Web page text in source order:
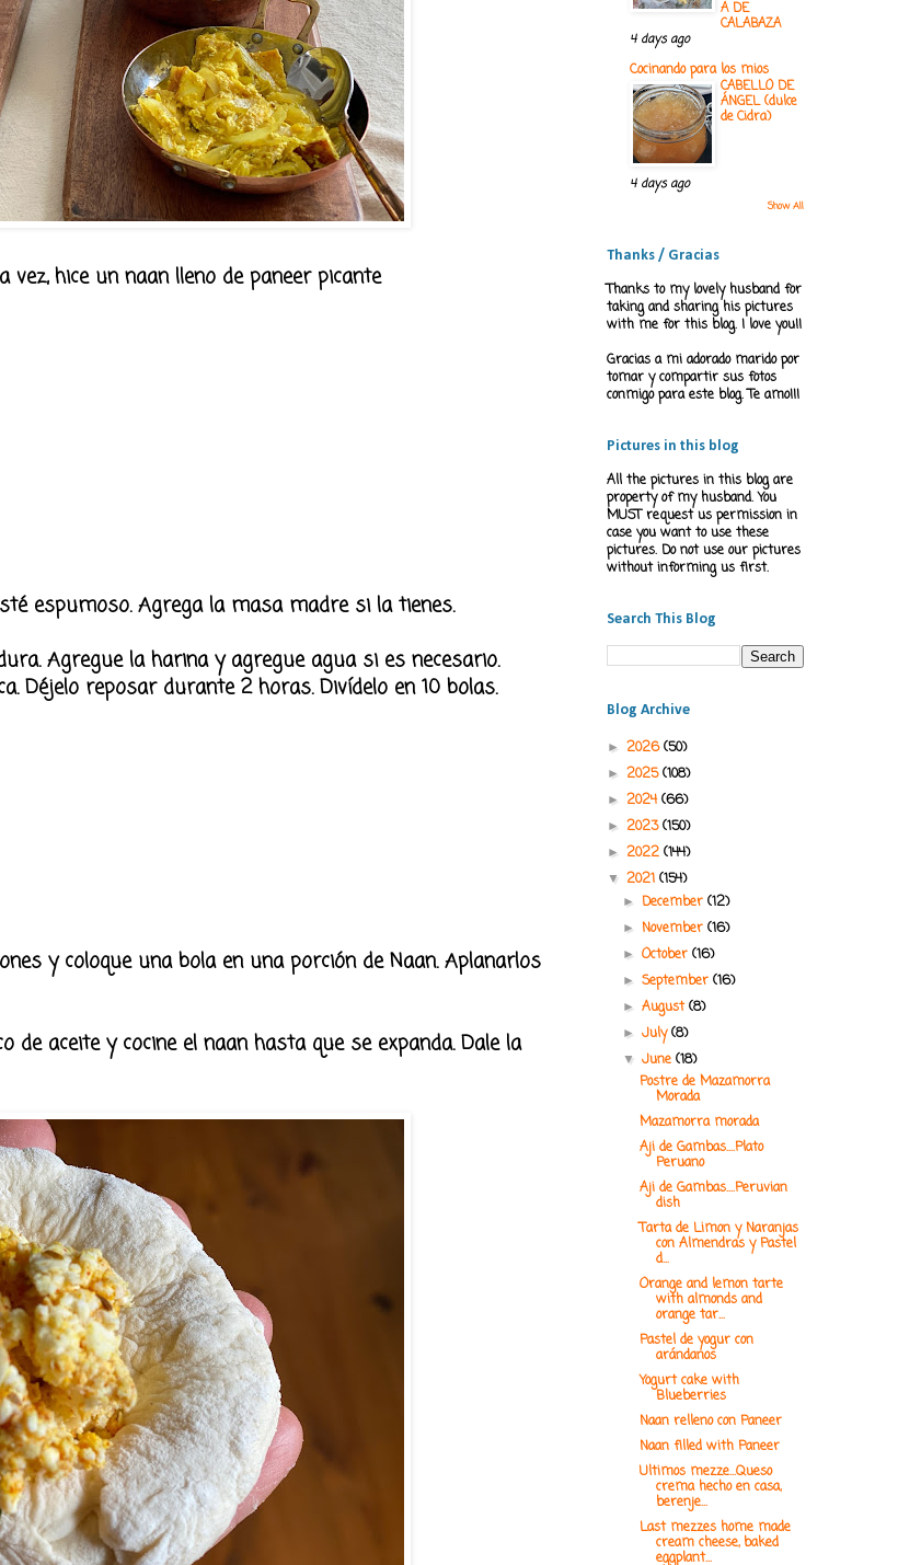
hice un naan lleno de paneer picante
espumoso. Agrega la masa madre si la tienes.
Agregue la harina y agregue agua si es necesario.
Déjelo reposar durante 2 horas. Divídelo en 10 bolas.
y coloque una bola en una porción de Naan. Aplanarlos
aceite y cocine el naan hasta que se expanda. Dale la
A DE
CALABAZA
4 days ago
Cocinando para los mios
CABELLO DE
ÁNGEL (dulce
de Cidra)
4 days ago
Show All
Thanks / Gracias
Thanks to my lovely husband for
taking and sharing his pictures
with me for this blog. I love you!!
Gracias a mi adorado marido por
tomar y compartir sus fotos
conmigo para este blog. Te amo!!!
Pictures in this blog
All the pictures in this blog are
property of my husband. You
MUST request us permission in
case you want to use these
pictures. Do not use our pictures
without informing us first.
Search This Blog
Blog Archive
► 2026(50)
► 2025(108)
► 2024 (66)
► 2023(150)
► 2022 (144)
▼ 2021 (154)
► December(12)
►November(16)
►October(16)
►September(16)
►August(8)
►July(8)
▼June(18)
Postre de Mazamorra
Morada
Mazamorra morada
Aji de Gambas....Plato
Peruano
Aji de Gambas....Peruvian
dish
Tarta de Limon y Naranjas
con Almendras y Pastel
d...
Orange and lemon tarte
with almonds and
orange tar...
Pastel de yogur con
arándanos
Yogurt cake with
Blueberries
Naan relleno con Paneer
Naan filled with Paneer
Ultimos mezze...Queso
crema hecho en casa,
berenje...
Last mezzes home made
cream cheese, baked
eggplant...